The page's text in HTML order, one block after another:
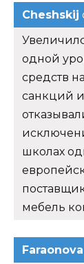
Cheshskij
одной
средств
санкций
школах
мебель
Faraonova